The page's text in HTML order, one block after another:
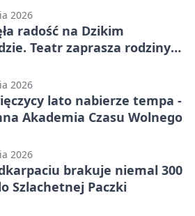
2026
radość na Dzikim
Teatr zaprasza rodziny
2026
lato nabierze tempa -
Akademia Czasu Wolnego
2026
brakuje niemal 300
Szlachetnej Paczki